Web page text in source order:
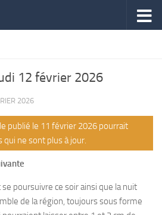
12 février 2026
2026
publié le 11 février 2026 pourrait
ne sont plus à jour.
poursuivre ce soir ainsi que la nuit
de la région, toujours sous forme